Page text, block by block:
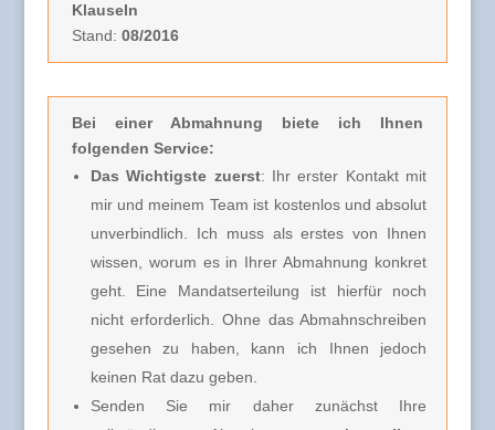
Klauseln
Stand: 08/2016
Bei einer Abmahnung biete ich Ihnen
folgenden Service:
Das Wichtigste zuerst: Ihr erster Kontakt mit
mir und meinem Team ist kostenlos und absolut
unverbindlich. Ich mussals erstes von Ihnen
wissen, worum es in Ihrer Abmahnung konkret
geht. Eine Mandatserteilung ist hierfür noch
nicht erforderlich. Ohne das Abmahnschreiben
gesehen zu haben, kann ich Ihnen jedoch
keinen Rat dazu geben.
Senden Sie mir daher zunächst Ihre